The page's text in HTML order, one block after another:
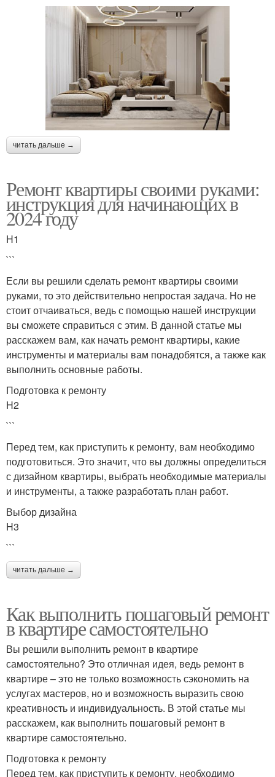
читать дальше →
Ремонт квартиры своими руками:
инструкция для начинающих в
2024 году
H1
```
Если вы решили сделать ремонт квартиры своими
руками, то это действительно непростая задача. Но не
стоит отчаиваться, ведь с помощью нашей инструкции
вы сможете справиться с этим. В данной статье мы
расскажем вам, как начать ремонт квартиры, какие
инструменты и материалы вам понадобятся, а также как
выполнить основные работы.
Подготовка к ремонту
H2
```
Перед тем, как приступить к ремонту, вам необходимо
подготовиться. Это значит, что вы должны определиться
с дизайном квартиры, выбрать необходимые материалы
и инструменты, а также разработать план работ.
Выбор дизайна
H3
```
читать дальше →
Как выполнить пошаговый ремонт
в квартире самостоятельно
Вы решили выполнить ремонт в квартире
самостоятельно? Это отличная идея, ведь ремонт в
квартире – это не только возможность сэкономить на
услугах мастеров, но и возможность выразить свою
креативность и индивидуальность. В этой статье мы
расскажем, как выполнить пошаговый ремонт в
квартире самостоятельно.
Подготовка к ремонту
Перед тем, как приступить к ремонту, необходимо